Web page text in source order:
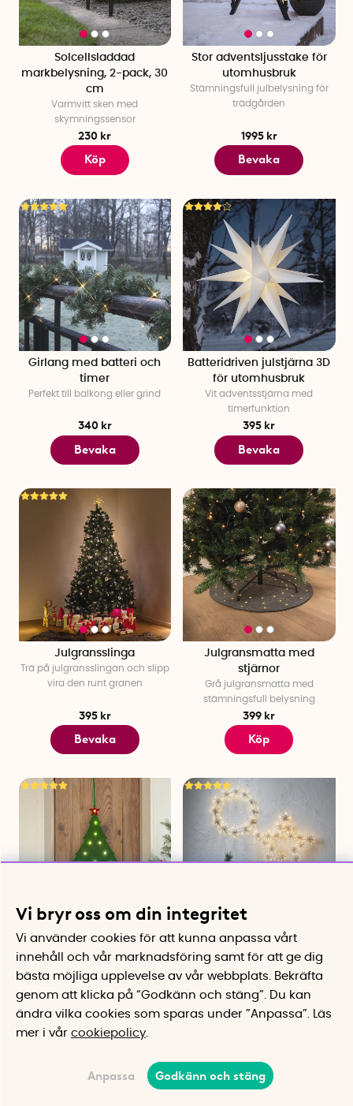
Solcellsladdad
markbelysning, 2-pack, 30
cm
Varmvitt sken med
skymningssensor
230 kr
Köp
Stor adventsljusstake för
utomhusbruk
Stämningsfull julbelysning för
trädgården
1995 kr
Bevaka
Girlang med batteri och
timer
Perfekt till balkong eller grind
340 kr
Bevaka
Batteridriven julstjärna 3D
för utomhusbruk
Vit adventsstjärna med
timerfunktion
395 kr
Bevaka
Julgransslinga
Trä på julgransslingan och slipp
vira den runt granen
395 kr
Bevaka
Julgransmatta med
stjärnor
Grå julgransmatta med
stämningsfull belysning
399 kr
Köp
Batteridriven juldekoration
i filt
Lysande juldekoration för mysig
stämning
Köp
Juldekoration för
utomhusbruk
Fina juldekorationer till balkong
& trädgård
fr. 445 kr
Vi bryr oss om din integritet
Vi använder cookies för att kunna anpassa vårt
innehåll och vår marknadsföring samt för att ge dig
bästa möjliga upplevelse av vår webbplats.
Bekräfta
genom att klicka på “Godkänn och stäng”. Du kan
ändra vilka cookies som sparas under ”Anpassa”.
Läs
mer i vår cookiepolicy
Anpassa Godkänn och stäng